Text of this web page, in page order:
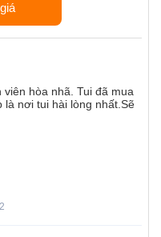
hòa nhã. Tui đã mua
là nơi tui hài lòng nhất.Sẽ